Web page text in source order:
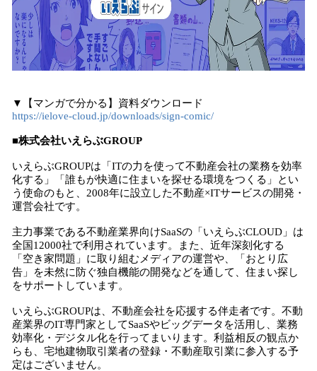
▼【マンガで分かる】資料ダウンロード
https://ielove-cloud.jp/downloads/sign-comic/
■株式会社いえらぶGROUP
いえらぶGROUPは「ITの力を使って不動産会社の業務を効率
化する」「誰もが快適に住まいを探せる環境をつくる」とい
う使命のもと、2008年に設立した不動産×ITサービスの開発・
運営会社です。
主力事業である不動産業界向けSaaSの「いえらぶCLOUD」は
全国12000社で利用されています。また、近年深刻化する
「空き家問題」に取り組むメディアの運営や、「おとり広
告」を未然に防ぐ独自機能の開発などを通して、住まい探し
をサポートしています。
いえらぶGROUPは、不動産会社を応援する伴走者です。不動
産業界のIT専門家としてSaaSやビッグデータを活用し、業務
効率化・デジタル化を行ってまいります。利益相反の観点か
らも、宅地建物取引業者の登録・不動産取引業に参入する予
定はございません。